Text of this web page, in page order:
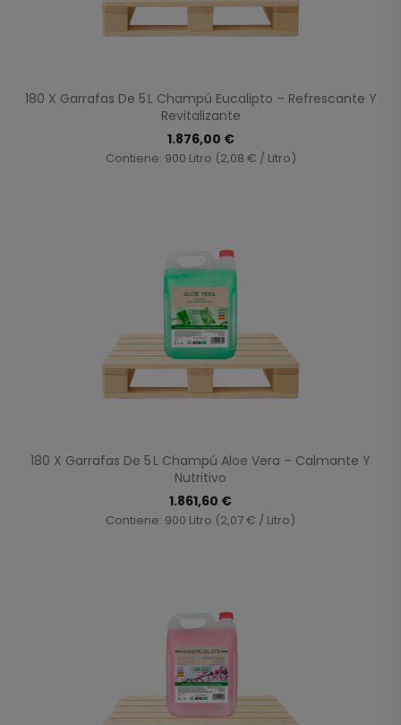
180 X Garrafas De 5 L Champú Eucalipto – Refrescante Y
Revitalizante
1.876,00 €
Contiene: 900 Litro (2,08 € / Litro)
180 X Garrafas De 5 L Champú Aloe Vera – Calmante Y
Nutritivo
1.861,60 €
Contiene: 900 Litro (2,07 € / Litro)